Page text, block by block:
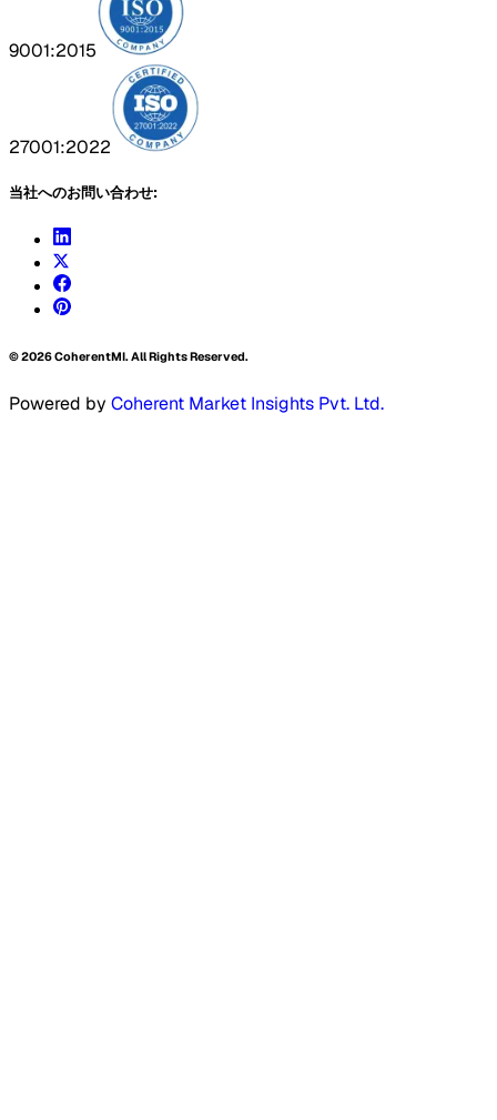
9001:2015
27001:2022
当社へのお問い合わせ:
©2026CoherentMI. All Rights Reserved.
Powered by Coherent Market Insights Pvt. Ltd.